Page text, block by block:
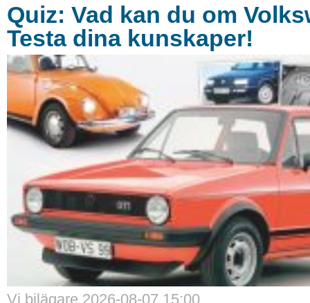
Quiz: Vad kan du om
Testa dina kunskaper!
Vi bilägare 2026-08-07 15:00